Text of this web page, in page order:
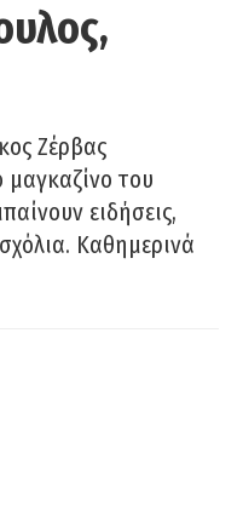
Ζέρβας
μαγκαζίνο του
ειδήσεις,
Καθημερινά